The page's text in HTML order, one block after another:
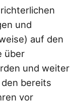
und
auf den
über
und weiter
bereits
vor